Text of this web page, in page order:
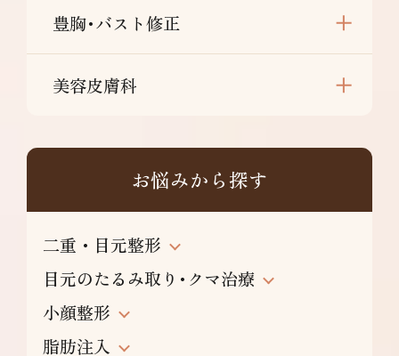
豊胸･バスト修正
美容皮膚科
お悩みから探す
二重・目元整形
目元のたるみ取り･クマ治療
小顔整形
脂肪注入